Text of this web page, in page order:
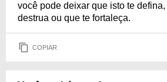
você pode deixar que isto te
destrua ou que te fortaleça.
COPIAR